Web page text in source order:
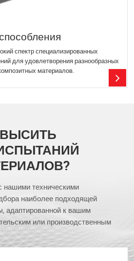
спектр специализированных
для удовлетворения разнообразных
материалов.
нашими техническими
наиболее подходящей
адаптированной к вашим
или производственным